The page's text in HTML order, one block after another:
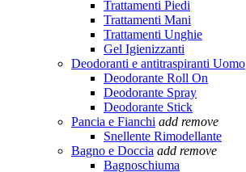
Trattamenti Piedi
Trattamenti Mani
Trattamenti Unghie
Gel Igienizzanti
Deodoranti e antitraspiranti Uomo
Deodorante Roll On
Deodorante Spray
Deodorante Stick
Pancia e Fianchi add remove
Snellente Rimodellante
Bagno e Doccia add remove
Bagnoschiuma